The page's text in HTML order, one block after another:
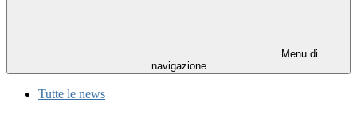
Menu di
navigazione
Tutte le news